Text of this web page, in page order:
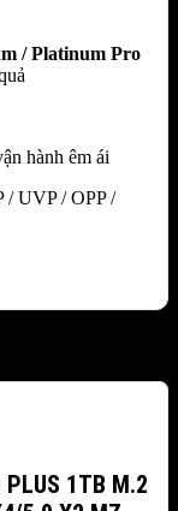
/ Platinum Pro
hành êm ái
/ UVP / OPP /
PLUS 1TB M.2